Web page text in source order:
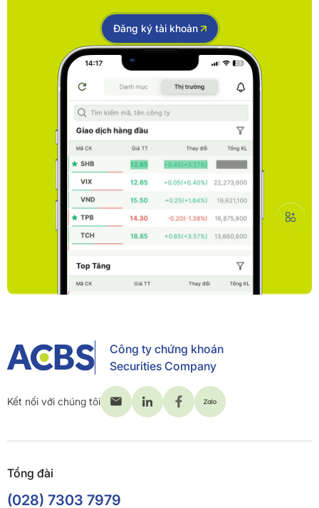
Đăng ký tài khoản
Công ty chứng khoán
Securities Company
Kết nối với chúng tôi
Tổng đài
(028) 7303 7979